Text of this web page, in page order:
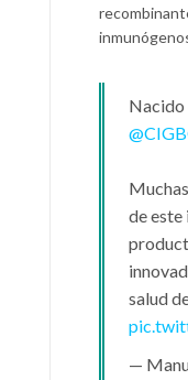
Nacido
de
salud
—